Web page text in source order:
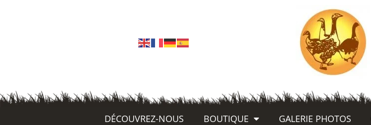
DÉCOUVREZ-NOUS BOUTIQUE GALERIE PHOTOS